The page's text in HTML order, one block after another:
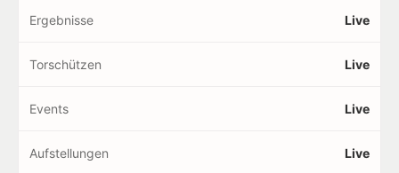
Ergebnisse Live
Torschützen Live
Events Live
Aufstellungen Live